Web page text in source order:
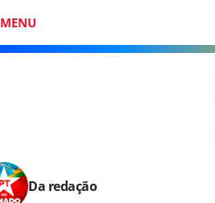
MENU
Da redação